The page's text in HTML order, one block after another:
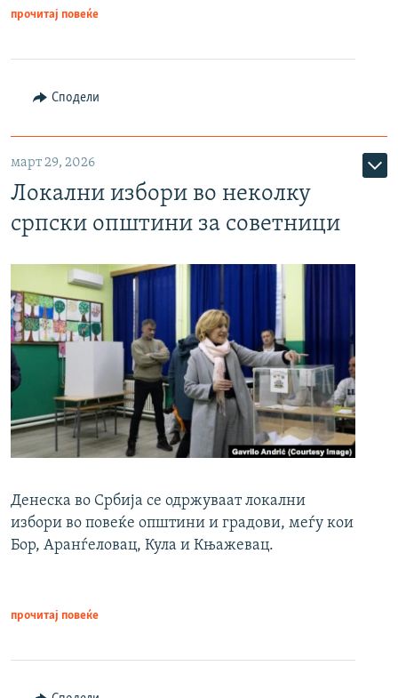
прочитај повеќе
Сподели
март 29, 2026
Локални избори во неколку
српски општини за советници
Денеска во Србија се одржуваат локални
избори во повеќе општини и градови, меѓу кои
Бор, Аранѓеловац, Кула и Књажевац.
прочитај повеќе